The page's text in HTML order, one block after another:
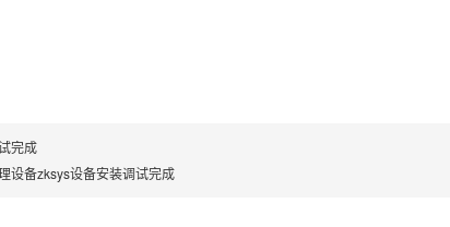
完成
设备zksys设备安装调试完成